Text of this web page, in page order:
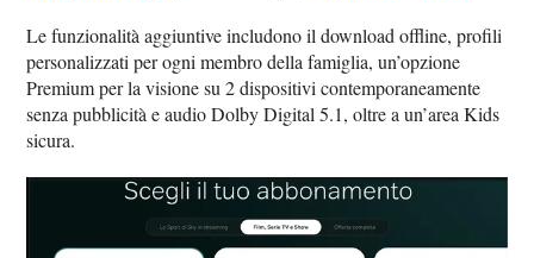
Le funzionalità aggiuntive includono il download offline, profili
personalizzati per ogni membro della famiglia, un’opzione
Premium per la visione su 2 dispositivi contemporaneamente
senza pubblicità e audio Dolby Digital 5.1, oltre a un’area Kids
sicura.